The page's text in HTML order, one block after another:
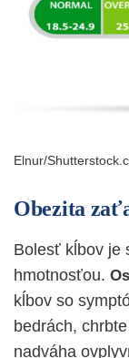
Elnur/
Obezita
Bolesť kĺbov je
hmotnosťou.
kĺbov so
bedrách,
nadváha